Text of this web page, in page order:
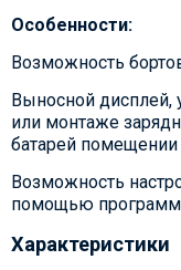
Особенности:
Возможность
Выносной дисплей,
или монтаже
батарей помещении
Возможность
помощью
Характеристики